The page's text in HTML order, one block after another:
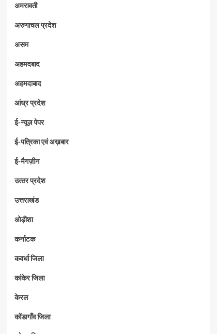
अमरावती
अरुणाचल प्रदेश
असम
अहमदबाद
अहमदाबाद
आंध्र प्रदेश
ई-न्यूज़ पेपर
ई-पत्रिका एवं अख़बार
ई-मैगज़ीन
उत्‍तर प्रदेश
उत्तराखंड
ओड़ीशा
कर्नाटक
कवर्धा जिला
कांकेर जिला
केरल
कोंडागाँव जिला